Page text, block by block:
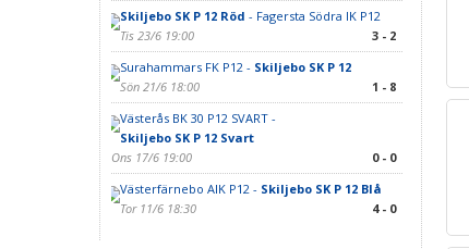
Skiljebo SK P 12 Röd - Fagersta Södra IK P12
Tis 23/6 19:00
3 - 2
Surahammars FK P12 - Skiljebo SK P 12
Sön 21/6 18:00
1 - 8
Västerås BK 30 P12 SVART -
Skiljebo SK P 12 Svart
Ons 17/6 19:00
0 - 0
Västerfärnebo AIK P12 - Skiljebo SK P 12 Blå
Tor 11/6 18:30
4 - 0